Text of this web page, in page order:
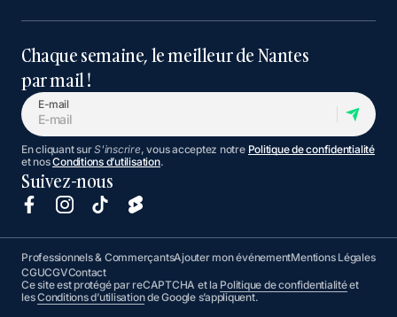
Chaque semaine, le meilleur de Nantes
par mail !
E-mail
En cliquant surS'inscrire, vous acceptez notre Politique de confidentialité
et nosConditions d’utilisation.
Suivez-nous
Professionnels & CommerçantsAjouter mon événementMentions Légales
CGUCGVContact
Ce site est protégé par reCAPTCHA et la Politique de confidentialitéet
lesConditions d’utilisationde Google s’appliquent.